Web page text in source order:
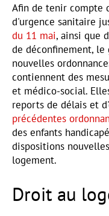
Afin de tenir compte
d'urgence sanitaire
du 11 mai, ainsi que
de déconfinement,
nouvelles
contiennent des
et médico-social.
reports de délais et
précédentes
des enfants
dispositions
logement.
Droit au